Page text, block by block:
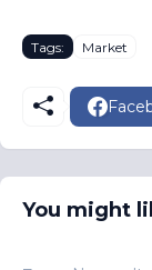
Tags: Market
You might